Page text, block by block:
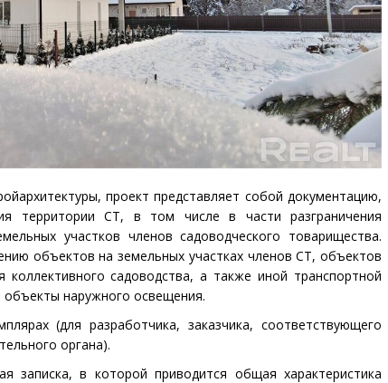
проект представляет собой документацию,
территории СТ, в том числе в части разграничения
участков членов садоводческого товарищества.
объектов на земельных участках членов СТ, объектов
садоводства, а также иной транспортной
наружного освещения.
(для разработчика, заказчика, соответствующего
органа).
записка, в которой приводится общая характеристика